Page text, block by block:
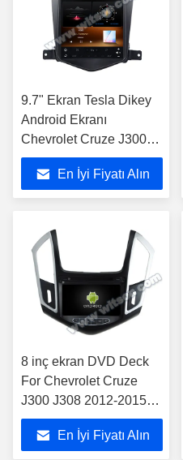
9.7" Ekran Tesla Dikey
Android Ekranı
Chevrolet Cruze J300
2008-2012 Araç
Multimedia Stereo
En İyi Fiyatı Alın
8 inç ekran DVD Deck
For Chevrolet Cruze
J300 J308 2012-2015
Android Araba DVD
GPS StereoEn İyi Fiyatı Alın